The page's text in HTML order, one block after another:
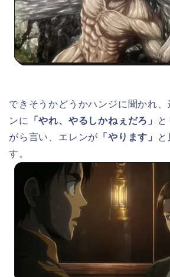
できそうかどうかハンジに聞かれ、
ンに
「やれ、やるしかねぇだろ」
がら言い、エレンが 「やります」
と
す。